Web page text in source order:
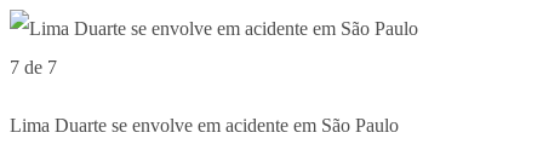
7 de 7
Lima Duarte se envolve em acidente em São Paulo